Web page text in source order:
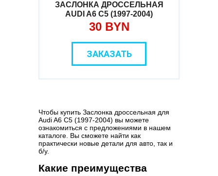
ЗАСЛОНКА ДРОССЕЛЬНАЯ
AUDI A6 C5 (1997-2004)
30 BYN
ЗАКАЗАТЬ
Чтобы купить Заслонка дроссельная для
Audi A6 C5 (1997-2004) вы можете
ознакомиться с предложениями в нашем
каталоге. Вы сможете найти как
практически новые детали для авто, так и
б/у.
Какие преимущества